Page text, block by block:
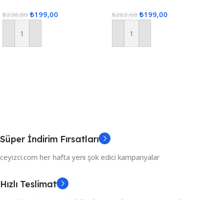
₺238,80 ₺199,00
Sepete Ekle
₺262,68 ₺199,00
Sepete Ekle
Süper İndirim Fırsatları
ceyizci.com her hafta yeni şok edici kampanyalar
Hızlı Teslimat